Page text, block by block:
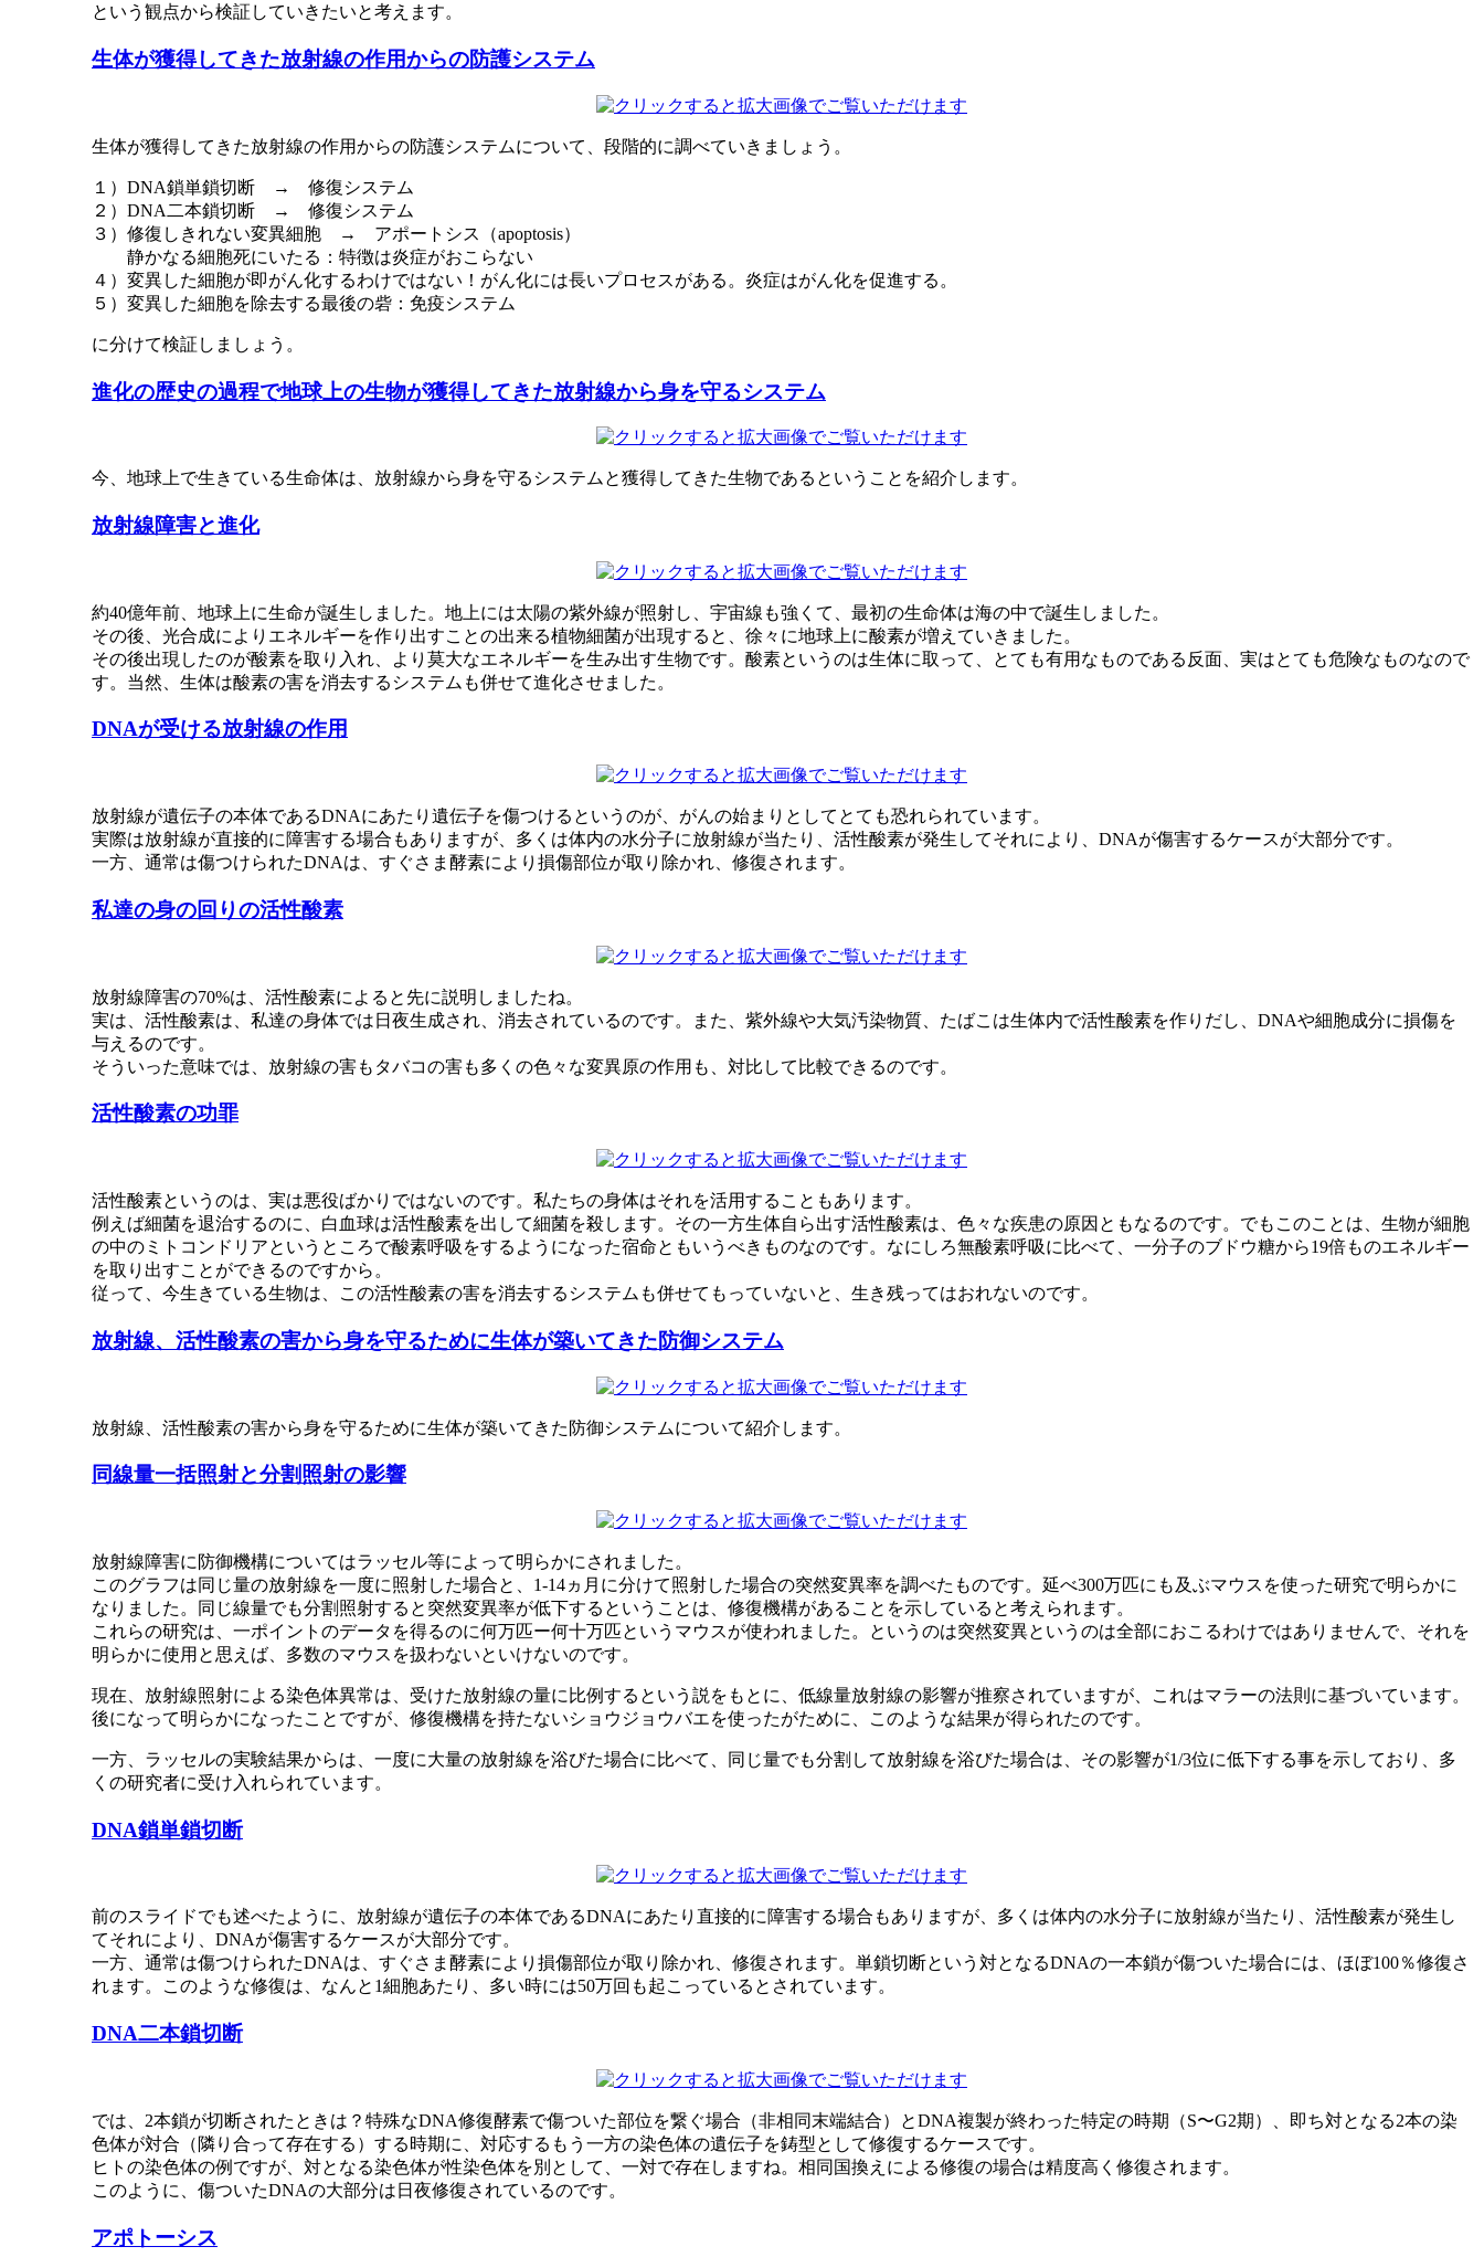
という観点から検証していきたいと考えます。
生体が獲得してきた放射線の作用からの防護システム
生体が獲得してきた放射線の作用からの防護システムについて、段階的に調べていきましょう。
１）DNA鎖単鎖切断 → 修復システム
２）DNA二本鎖切断 → 修復システム
３）修復しきれない変異細胞 → アポートシス（apoptosis）
静かなる細胞死にいたる：特徴は炎症がおこらない
４）変異した細胞が即がん化するわけではない！がん化には長いプロセスがある。炎症はがん化を促進する。
５）変異した細胞を除去する最後の砦：免疫システム
に分けて検証しましょう。
進化の歴史の過程で地球上の生物が獲得してきた放射線から身を守るシステム
今、地球上で生きている生命体は、放射線から身を守るシステムと獲得してきた生物であるということを紹介します。
放射線障害と進化
約40億年前、地球上に生命が誕生しました。地上には太陽の紫外線が照射し、宇宙線も強くて、最初の生命体は海の中で誕生しました。
その後、光合成によりエネルギーを作り出すことの出来る植物細菌が出現すると、徐々に地球上に酸素が増えていきました。
その後出現したのが酸素を取り入れ、より莫大なエネルギーを生み出す生物です。酸素というのは生体に取って、とても有用なものである反面、実はとても危険なものなので
す。当然、生体は酸素の害を消去するシステムも併せて進化させました。
DNAが受ける放射線の作用
放射線が遺伝子の本体であるDNAにあたり遺伝子を傷つけるというのが、がんの始まりとしてとても恐れられています。
実際は放射線が直接的に障害する場合もありますが、多くは体内の水分子に放射線が当たり、活性酸素が発生してそれにより、DNAが傷害するケースが大部分です。
一方、通常は傷つけられたDNAは、すぐさま酵素により損傷部位が取り除かれ、修復されます。
私達の身の回りの活性酸素
放射線障害の70%は、活性酸素によると先に説明しましたね。
実は、活性酸素は、私達の身体では日夜生成され、消去されているのです。また、紫外線や大気汚染物質、たばこは生体内で活性酸素を作りだし、DNAや細胞成分に損傷を
与えるのです。
そういった意味では、放射線の害もタバコの害も多くの色々な変異原の作用も、対比して比較できるのです。
活性酸素の功罪
活性酸素というのは、実は悪役ばかりではないのです。私たちの身体はそれを活用することもあります。
例えば細菌を退治するのに、白血球は活性酸素を出して細菌を殺します。その一方生体自ら出す活性酸素は、色々な疾患の原因ともなるのです。でもこのことは、生物が細胞
の中のミトコンドリアというところで酸素呼吸をするようになった宿命ともいうべきものなのです。なにしろ無酸素呼吸に比べて、一分子のブドウ糖から19倍ものエネルギー
を取り出すことができるのですから。
従って、今生きている生物は、この活性酸素の害を消去するシステムも併せてもっていないと、生き残ってはおれないのです。
放射線、活性酸素の害から身を守るために生体が築いてきた防御システム
放射線、活性酸素の害から身を守るために生体が築いてきた防御システムについて紹介します。
同線量一括照射と分割照射の影響
放射線障害に防御機構についてはラッセル等によって明らかにされました。
このグラフは同じ量の放射線を一度に照射した場合と、1-14ヵ月に分けて照射した場合の突然変異率を調べたものです。延べ300万匹にも及ぶマウスを使った研究で明らかに
なりました。同じ線量でも分割照射すると突然変異率が低下するということは、修復機構があることを示していると考えられます。
これらの研究は、一ポイントのデータを得るのに何万匹ー何十万匹というマウスが使われました。というのは突然変異というのは全部におこるわけではありませんで、それを
明らかに使用と思えば、多数のマウスを扱わないといけないのです。
現在、放射線照射による染色体異常は、受けた放射線の量に比例するという説をもとに、低線量放射線の影響が推察されていますが、これはマラーの法則に基づいています。
後になって明らかになったことですが、修復機構を持たないショウジョウバエを使ったがために、このような結果が得られたのです。
一方、ラッセルの実験結果からは、一度に大量の放射線を浴びた場合に比べて、同じ量でも分割して放射線を浴びた場合は、その影響が1/3位に低下する事を示しており、多
くの研究者に受け入れられています。
DNA鎖単鎖切断
前のスライドでも述べたように、放射線が遺伝子の本体であるDNAにあたり直接的に障害する場合もありますが、多くは体内の水分子に放射線が当たり、活性酸素が発生し
てそれにより、DNAが傷害するケースが大部分です。
一方、通常は傷つけられたDNAは、すぐさま酵素により損傷部位が取り除かれ、修復されます。単鎖切断という対となるDNAの一本鎖が傷ついた場合には、ほぼ100％修復さ
れます。このような修復は、なんと1細胞あたり、多い時には50万回も起こっているとされています。
DNA二本鎖切断
では、2本鎖が切断されたときは？特殊なDNA修復酵素で傷ついた部位を繋ぐ場合（非相同末端結合）とDNA複製が終わった特定の時期（S〜G2期）、即ち対となる2本の染
色体が対合（隣り合って存在する）する時期に、対応するもう一方の染色体の遺伝子を鋳型として修復するケースです。
ヒトの染色体の例ですが、対となる染色体が性染色体を別として、一対で存在しますね。相同国換えによる修復の場合は精度高く修復されます。
このように、傷ついたDNAの大部分は日夜修復されているのです。
アポトーシス